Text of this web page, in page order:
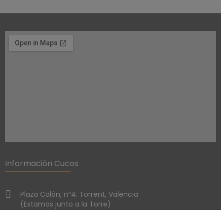
Información Cucos
Plaza Colón, nº4. Torrent, Valencia
(Estamos junto a la Torre)